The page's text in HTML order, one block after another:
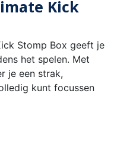
Kick
Stomp Box geeft je
het spelen. Met
je een strak,
kunt focussen